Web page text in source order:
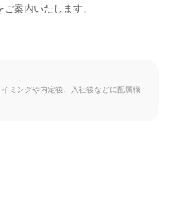
案内いたします。
ミングや内定後、入社後などに配属職